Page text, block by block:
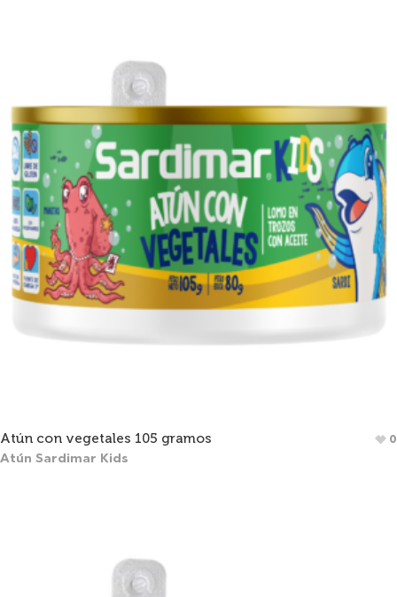
Atún con vegetales 105 gramos
Atún Sardimar Kids
0